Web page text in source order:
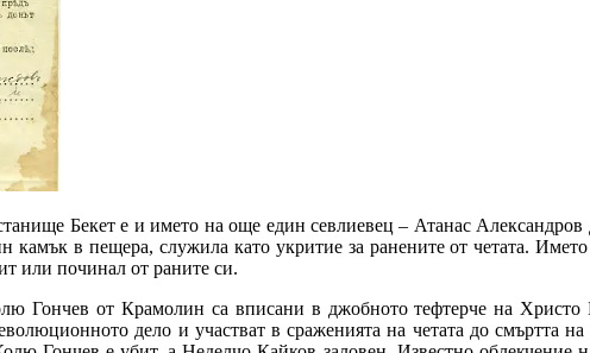
Бекет е и името на още един севлиевец – Атанас
в пещера, служила като укритие за ранените от четата.
или починал от раните си.​​​​​​​​​​​
Гончев от Крамолин са вписани в джобното тефтерче на Христо
дело и участват в сраженията на четата до смъртта